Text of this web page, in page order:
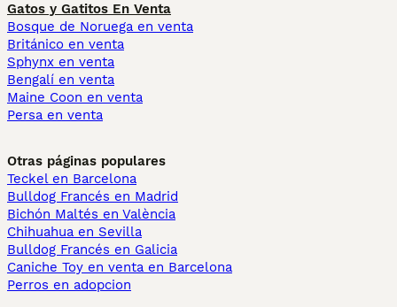
Gatos y Gatitos En Venta
Bosque de Noruega en venta
Británico en venta
Sphynx en venta
Bengalí en venta
Maine Coon en venta
Persa en venta
Otras páginas populares
Teckel en Barcelona
Bulldog Francés en Madrid
Bichón Maltés en València
Chihuahua en Sevilla
Bulldog Francés en Galicia
Caniche Toy en venta en Barcelona
Perros en adopcion